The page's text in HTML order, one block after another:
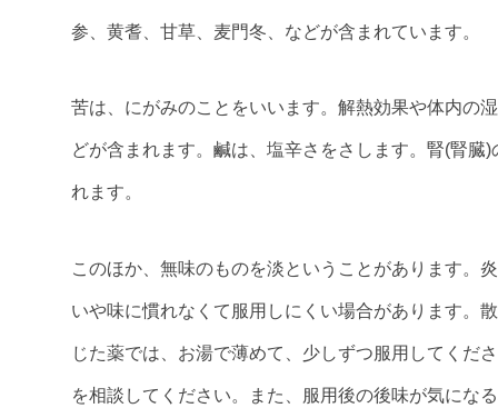
参、黄耆、甘草、麦門冬、などが含まれています。
苦は、にがみのことをいいます。解熱効果や体内の
どが含まれます。鹹は、塩辛さをさします。腎(腎
れます。
このほか、無味のものを淡ということがあります。
いや味に慣れなくて服用しにくい場合があります。
じた薬では、お湯で薄めて、少しずつ服用してくだ
を相談してください。また、服用後の後味が気にな